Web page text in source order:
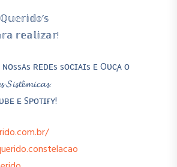
𝕣𝕖𝕒𝕝𝕚𝕫𝕒𝕣!
ɴᴏssᴀs ʀᴇᴅᴇs sᴏᴄɪᴀɪs ᴇ Oᴜᴄ̧ᴀ ᴏ
ᴇ Sᴘᴏᴛɪғʏ!